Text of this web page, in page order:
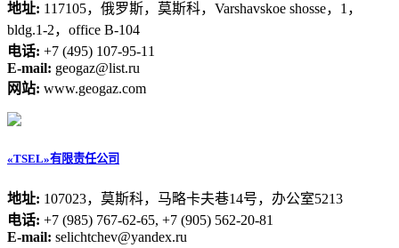
地址: 117105，俄罗斯，莫斯科，Varshavskoe shosse，1，
bldg.1-2，office B-104
电话: +7 (495) 107-95-11
E-mail: geogaz@list.ru
网站: www.geogaz.com
«TSEL»有限责任公司
地址: 107023，莫斯科，马略卡夫巷14号，办公室5213
电话: +7 (985) 767-62-65, +7 (905) 562-20-81
E-mail: selichtchev@yandex.ru